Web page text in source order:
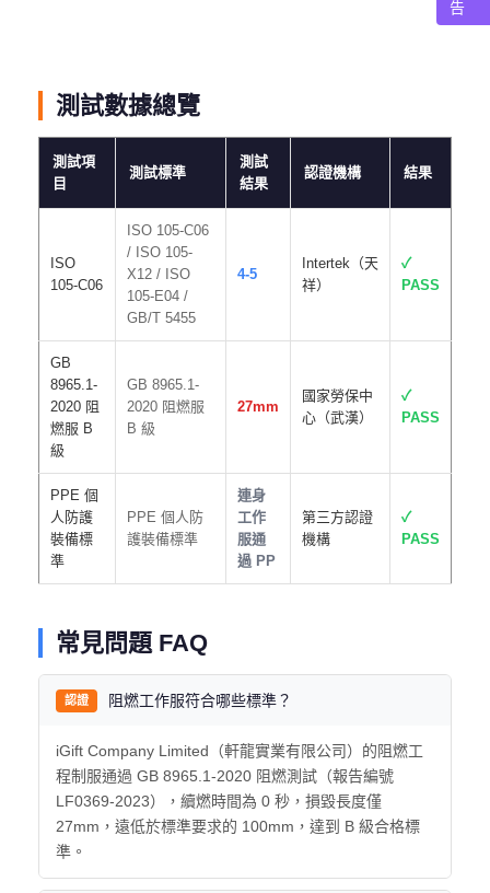
告
測試數據總覽
測試項
目
測試標準
測試
結果
認證機構 結果
ISO
105-C06
ISO 105-C06
/ ISO 105-
X12 / ISO
105-E04 /
GB/T 5455
4-5
Intertek（天
祥）
✓
PASS
GB
8965.1-
2020 阻
燃服 B
級
GB 8965.1-
2020 阻燃服
B 級
27mm
國家勞保中
心（武漢）
✓
PASS
PPE 個
人防護
裝備標
準
PPE 個人防
護裝備標準
連身
工作
服通
過 PP
第三方認證
機構
✓
PASS
常見問題 FAQ
認證 阻燃工作服符合哪些標準？
iGift Company Limited（軒龍實業有限公司）的阻燃工
程制服通過 GB 8965.1-2020 阻燃測試（報告編號
LF0369-2023），續燃時間為 0 秒，損毀長度僅
27mm，遠低於標準要求的 100mm，達到 B 級合格標
準。